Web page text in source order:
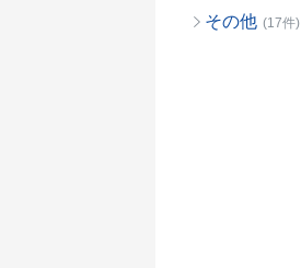
その他 (17件)